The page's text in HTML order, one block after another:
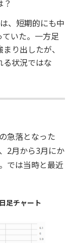
、短期的にも中
いた。一方足
り出したが、
る状況ではな
急落となった
2月から3月にか
では当時と最近
足チャート